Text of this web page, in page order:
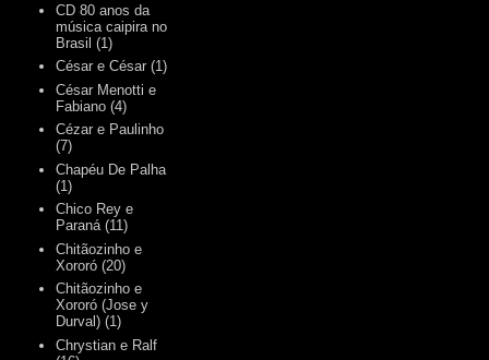
CD 80 anos da
música caipira no
Brasil (1)
César e César (1)
César Menotti e
Fabiano (4)
Cézar e Paulinho
(7)
Chapéu De Palha
(1)
Chico Rey e
Paraná (11)
Chitãozinho e
Xororó (20)
Chitãozinho e
Xororó (Jose y
Durval) (1)
Chrystian e Ralf